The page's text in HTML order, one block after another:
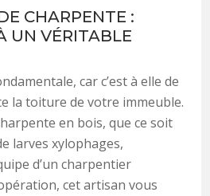
CHARPENTE :
UN VÉRITABLE
car c’est à elle de
la toiture de votre immeuble.
en bois, que ce soit
larves xylophages,
d’un charpentier
cet artisan vous